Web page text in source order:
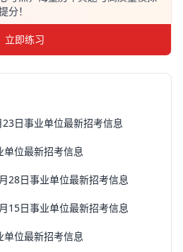
分！
立即练习
23日事业单位最新招考信息
位最新招考信息
28日事业单位最新招考信息
15日事业单位最新招考信息
位最新招考信息